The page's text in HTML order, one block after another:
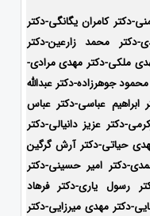
دکتر کامران یگانگی-دکتر
دکتر محمد زارعین-دکتر
ملکی-دکتر مهدی مرادی-
جوهرزاده-دکتر عبدالله
عباسی-دکتر عباس
دکتر عزیز دانیالی-دکتر
حیاتی-دکتر آرش گرگین
دکتر امیر حسینی-دکتر
رسول یاری-دکتر فرهاد
دکتر مهدی میرزایی-دکتر